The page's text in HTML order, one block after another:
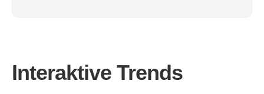
Interaktive Trends